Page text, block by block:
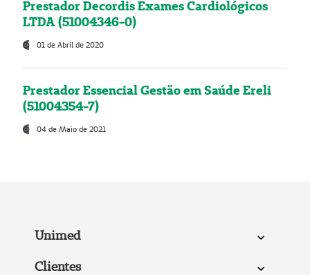
Prestador Decordis Exames Cardiológicos
LTDA (51004346-0)
01 de Abril de 2020
Prestador Essencial Gestão em Saúde Ereli
(51004354-7)
04 de Maio de 2021
Unimed
Clientes